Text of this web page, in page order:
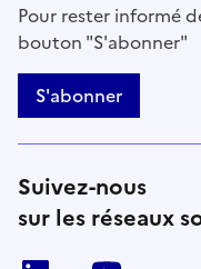
Pour rester informé
bouton "S'abonner"
S'abonner
Suivez-nous
sur les réseaux